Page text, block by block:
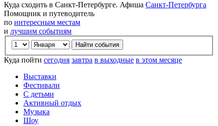
Куда сходить в Санкт-Петербурге. Афиша Санкт-Петербурга
Помощник и путеводитель
по интересным местам
и лучшим событиям
Куда пойти сегодня завтра в выходные в этом месяце
Выставки
Фестивали
С детьми
Активный отдых
Музыка
Шоу